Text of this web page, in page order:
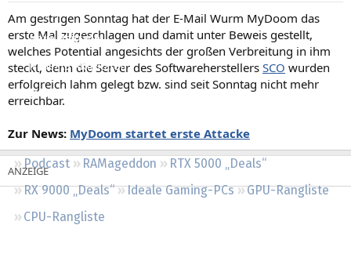
Neue Beiträge
Neueste Aktivitäten
Leserartikel
Podcast RAMageddon
RTX 5000 „Deals“
RX 9000 „Deals“
Ideale Gaming-PCs
GPU-Rangliste
CPU-Rangliste
Am gestrigen Sonntag hat der E-Mail Wurm MyDoom das
erste Mal zugeschlagen und damit unter Beweis gestellt,
welches Potential angesichts der großen Verbreitung in ihm
steckt, denn die Server des Softwareherstellers SCO wurden
erfolgreich lahm gelegt bzw. sind seit Sonntag nicht mehr
erreichbar.
Zur News: MyDoom startet erste Attacke